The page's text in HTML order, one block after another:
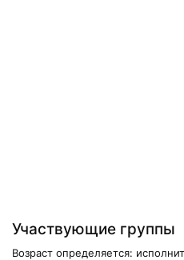
Участвующие группы
Возраст определяется: